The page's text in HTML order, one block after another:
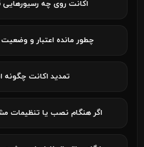
اکانت روی چه رسیورهایی
چطور مانده اعتبار و
تمدید اکانت چگونه
اگر هنگام نصب یا تنظیمات